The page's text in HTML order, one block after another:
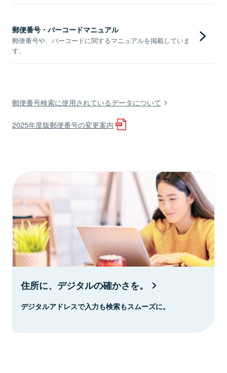
郵便番号・バーコードマニュアル
郵便番号や、バーコードに関するマニュアルを掲載していま
す。
郵便番号検索に使用されているデータについて
2025年度版郵便番号の変更案内
住所に、デジタルの確かさを。
デジタルアドレスで入力も検索もスムーズに。